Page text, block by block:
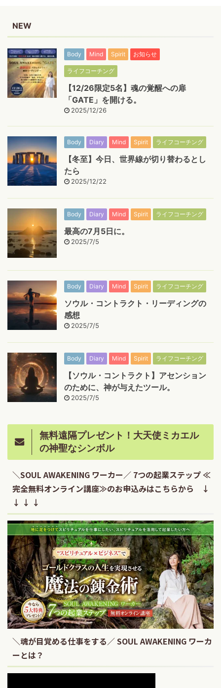
NEW
Body Mind Spirit お知らせ
ライフコーチング
【12/26限定5名】魂の覚醒への扉
「GATE」を開ける。
2025/12/26
Body Diary Mind Spirit ライフコーチング
【冬至】今日、世界線が切り替わるとし
たら
2025/12/22
Body Diary Mind Spirit ライフコーチング
最高の7月5日に。
2025/7/5
Body Diary Mind Spirit ライフコーチング
ソウル・コントラクト・リーディングの
感想
2025/7/5
Body Diary Mind Spirit ライフコーチング
【ソウル・コントラクト】アセンション
のために、神が与えたツール。
2025/7/5
無料遠隔プレゼント！大天使ミカエル
の神聖なシンボル
＼SOUL AWAKENING ワーカー／ 7つの起業ステップ ≪
完全無料オンライン講座≫のお申込みはこちらから ↓
↓ ↓ ↓
＼魂が目覚める仕事をする／ SOUL AWAKENING ワーカ
ーとは？